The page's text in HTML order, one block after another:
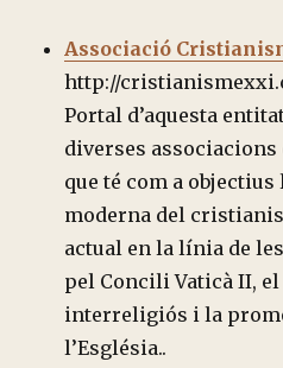
Associació
http://
Portal d’aquesta
diverses
que té com a
moderna del
actual en la línia de
pel Concili Vaticà II,
interreligiós i la
l’Església..